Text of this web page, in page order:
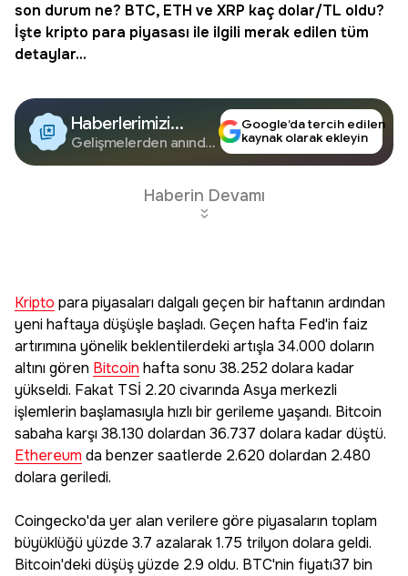
son durum ne? BTC, ETH ve XRP kaç dolar/TL oldu?
İşte kripto para piyasası ile ilgili merak edilen tüm
detaylar...
Haberlerimizi
Google'da Takip
Edin
Gelişmelerden anında
Google’da tercih edilen
kaynak olarak ekleyin
Haberin Devamı
Kripto para piyasaları dalgalı geçen bir haftanın ardından
yeni haftaya düşüşle başladı. Geçen hafta Fed'in faiz
artırımına yönelik beklentilerdeki artışla 34.000 doların
altını gören Bitcoin hafta sonu 38.252 dolara kadar
yükseldi. Fakat TSİ 2.20 civarında Asya merkezli
işlemlerin başlamasıyla hızlı bir gerileme yaşandı. Bitcoin
sabaha karşı 38.130 dolardan 36.737 dolara kadar düştü.
Ethereum da benzer saatlerde 2.620 dolardan 2.480
dolara geriledi.
Coingecko'da yer alan verilere göre piyasaların toplam
büyüklüğü yüzde 3.7 azalarak 1.75 trilyon dolara geldi.
Bitcoin'deki düşüş yüzde 2.9 oldu. BTC'nin fiyatı37 bin